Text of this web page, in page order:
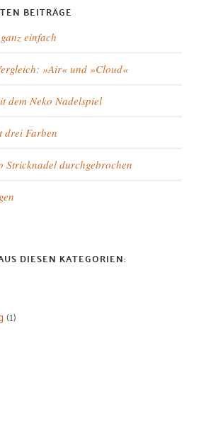
BEITRÄGE
einfach
»Air« und »Cloud«
dem Neko Nadelspiel
drei Farben
Stricknadel durchgebrochen
DIESEN KATEGORIEN:
(1)